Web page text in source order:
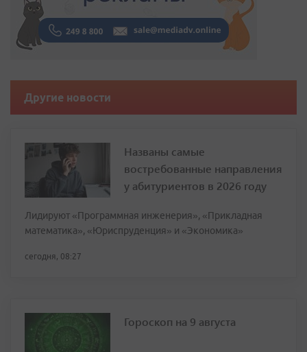
Другие новости
Названы самые
востребованные направления
у абитуриентов в 2026 году
Лидируют «Программная инженерия», «Прикладная
математика», «Юриспруденция» и «Экономика»
сегодня, 08:27
Гороскоп на 9 августа